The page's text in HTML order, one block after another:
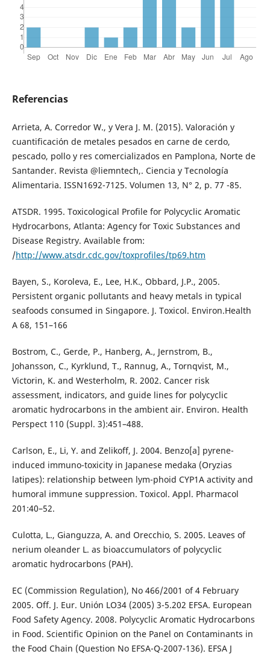
Referencias
Arrieta, A. Corredor W., y Vera J. M. (2015). Valoración y
cuantificación de metales pesados en carne de cerdo,
pescado, pollo y res comercializados en Pamplona, Norte de
Santander. Revista @liemntech,. Ciencia y Tecnología
Alimentaria. ISSN1692-7125. Volumen 13, N° 2, p. 77 -85.
ATSDR. 1995. Toxicological Profile for Polycyclic Aromatic
Hydrocarbons, Atlanta: Agency for Toxic Substances and
Disease Registry. Available from:
/http://www.atsdr.cdc.gov/toxprofiles/tp69.htm
Bayen, S., Koroleva, E., Lee, H.K., Obbard, J.P., 2005.
Persistent organic pollutants and heavy metals in typical
seafoods consumed in Singapore. J. Toxicol. Environ.Health
A 68, 151–166
Bostrom, C., Gerde, P., Hanberg, A., Jernstrom, B.,
Johansson, C., Kyrklund, T., Rannug, A., Tornqvist, M.,
Victorin, K. and Westerholm, R. 2002. Cancer risk
assessment, indicators, and guide lines for polycyclic
aromatic hydrocarbons in the ambient air. Environ. Health
Perspect 110 (Suppl. 3):451–488.
Carlson, E., Li, Y. and Zelikoff, J. 2004. Benzo[a] pyrene-
induced immuno-toxicity in Japanese medaka (Oryzias
latipes): relationship between lym-phoid CYP1A activity and
humoral immune suppression. Toxicol. Appl. Pharmacol
201:40–52.
Culotta, L., Gianguzza, A. and Orecchio, S. 2005. Leaves of
nerium oleander L. as bioaccumulators of polycyclic
aromatic hydrocarbons (PAH).
EC (Commission Regulation), No 466/2001 of 4 February
2005. Off. J. Eur. Unión LO34 (2005) 3-5.202 EFSA. European
Food Safety Agency. 2008. Polycyclic Aromatic Hydrocarbons
in Food. Scientific Opinion on the Panel on Contaminants in
the Food Chain (Question No EFSA-Q-2007-136). EFSA J